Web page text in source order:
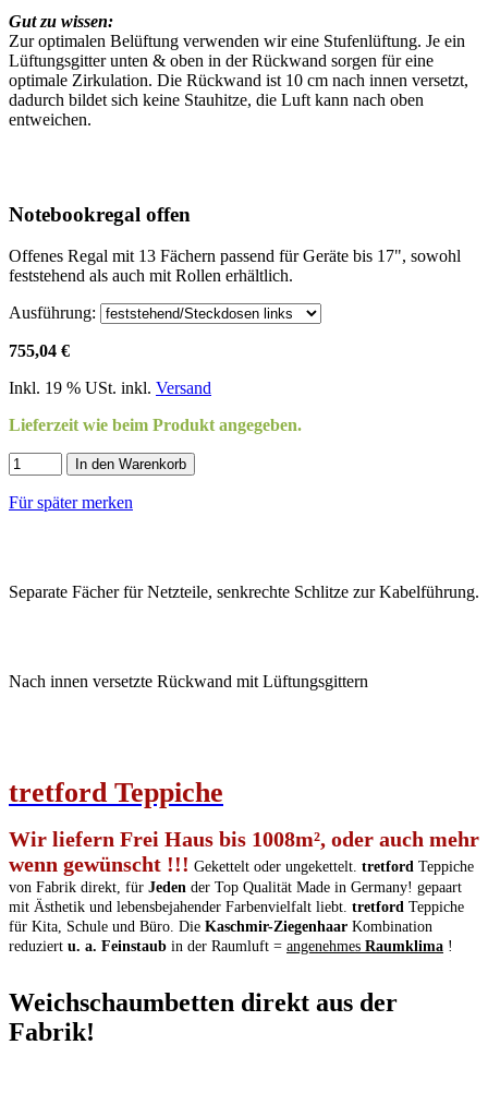
Gut zu wissen:
Zur optimalen Belüftung verwenden wir eine Stufenlüftung. Je ein
Lüftungsgitter unten & oben in der Rückwand sorgen für eine
optimale Zirkulation. Die Rückwand ist 10 cm nach innen versetzt,
dadurch bildet sich keine Stauhitze, die Luft kann nach oben
entweichen.
Notebookregal offen
Offenes Regal mit 13 Fächern passend für Geräte bis 17", sowohl
feststehend als auch mit Rollen erhältlich.
Ausführung:
755,04 €
Inkl. 19 % USt. inkl. Versand
Lieferzeit wie beim Produkt angegeben.
In den Warenkorb
Für später merken
Separate Fächer für Netzteile, senkrechte Schlitze zur Kabelführung.
Nach innen versetzte Rückwand mit Lüftungsgittern
tretford Teppiche
Wir liefern Frei Haus bis 1008m², oder auch mehr
wenn gewünscht !!! Gekettelt oder ungekettelt. tretford Teppiche
von Fabrik direkt, für Jeden der Top Qualität Made in Germany! gepaart
mit Ästhetik und lebensbejahender Farbenvielfalt liebt. tretford Teppiche
für Kita, Schule und Büro. Die Kaschmir-Ziegenhaar Kombination
reduziert u. a. Feinstaub in der Raumluft = angenehmes Raumklima !
Weichschaumbetten direkt aus der
Fabrik!